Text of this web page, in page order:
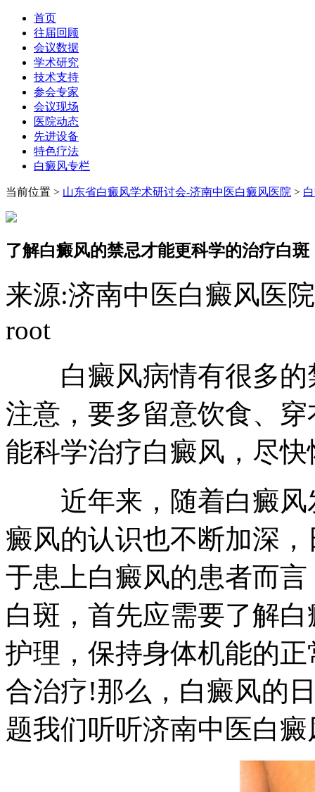
首页
往届回顾
会议数据
学术研究
技术支持
参会专家
会议现场
医院动态
先进设备
特色疗法
白癜风专栏
当前位置 > 山东省白癜风学术研讨会-济南中医白癜风医院 >
了解白癜风的禁忌才能更科学的治疗白斑
来源:济南中医白癜风医院
root
白癜风病情有很多的
注意，要多留意饮食、
能科学治疗白癜风，尽
近年来，随着白癜风
癜风的认识也不断加深
于患上白癜风的患者而
白斑，首先应需要了解
护理，保持身体机能的
合治疗!那么，白癜风的
题我们听听济南中医白